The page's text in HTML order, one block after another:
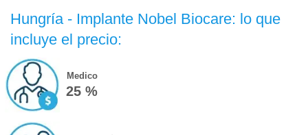
Hungría - Implante Nobel Biocare: lo que
incluye el precio:
Medico
25 %